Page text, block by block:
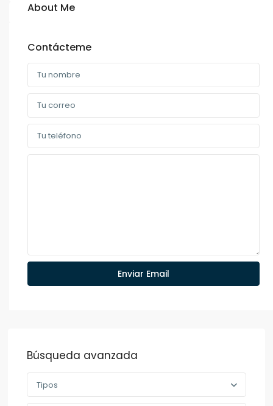
About Me
Contácteme
Búsqueda avanzada
Tipos